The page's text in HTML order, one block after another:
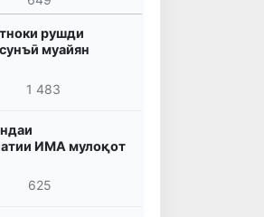
рушди
муайян
1 483
ИМА мулоқот
625